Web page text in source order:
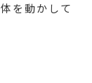
を動かして